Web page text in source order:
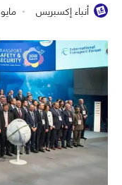
أنباء إكسبريس مايو 20, 2022